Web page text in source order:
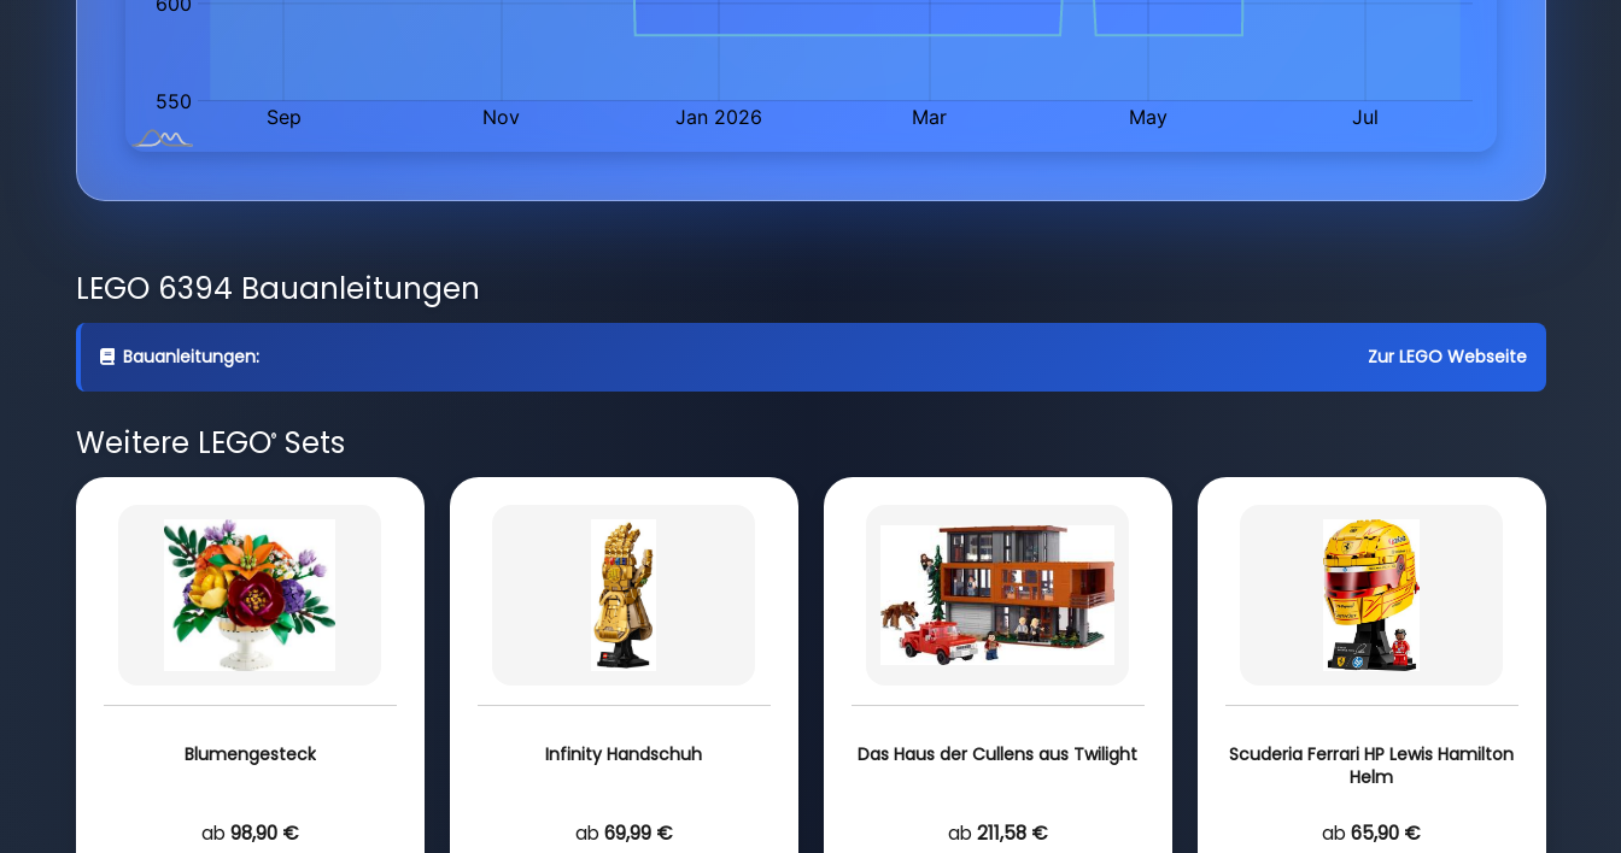
LEGO 6394 Bauanleitungen
Bauanleitungen: Zur LEGO Webseite
Weitere LEGO®Sets
Blumengesteck
ab 98,90 €
Infinity Handschuh
ab 69,99 €
Das Haus der Cullens aus Twilight
ab 211,58 €
Scuderia Ferrari HP Lewis Hamilton
Helm
ab 65,90 €